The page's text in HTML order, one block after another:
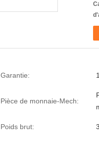
Garantie:
Pièce de monnaie-Mech:
Poids brut: